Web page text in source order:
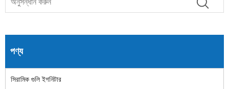
পণ্য
সিরামিক গুলি ইগনিটার